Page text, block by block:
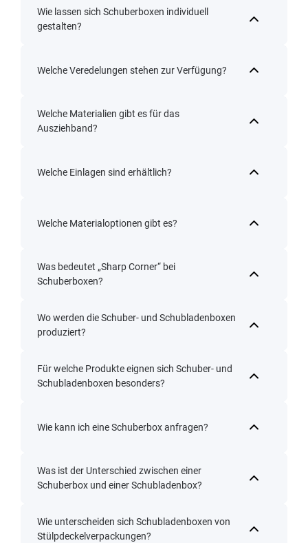
Wie lassen sich Schuberboxen individuell
gestalten?
Welche Veredelungen stehen zur Verfügung?
Welche Materialien gibt es für das
Ausziehband?
Welche Einlagen sind erhältlich?
Welche Materialoptionen gibt es?
Was bedeutet „Sharp Corner“ bei
Schuberboxen?
Wo werden die Schuber- und Schubladenboxen
produziert?
Für welche Produkte eignen sich Schuber- und
Schubladenboxen besonders?
Wie kann ich eine Schuberbox anfragen?
Was ist der Unterschied zwischen einer
Schuberbox und einer Schubladenbox?
Wie unterscheiden sich Schubladenboxen von
Stülpdeckelverpackungen?